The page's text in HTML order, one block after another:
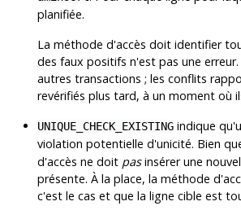
planifiée.
La méthode d'accès doit identifier
des faux positifs n'est pas une
autres transactions ; les conflits
revérifiés plus tard, à un moment où
UNIQUE_CHECK_EXISTINGindique
violation potentielle d'unicité. Bien
d'accès ne doit pasinsérer une
présente. À la place, la méthode
c'est le cas et que la ligne cible est